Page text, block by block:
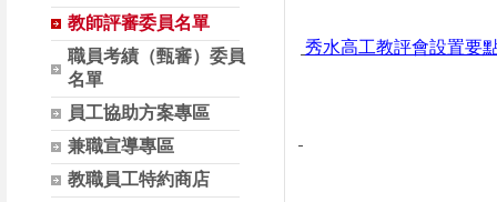
教師評審委員名單
職員考績（甄審）委員
名單
員工協助方案專區
兼職宣導專區
教職員工特約商店
秀水高工教評會設置要